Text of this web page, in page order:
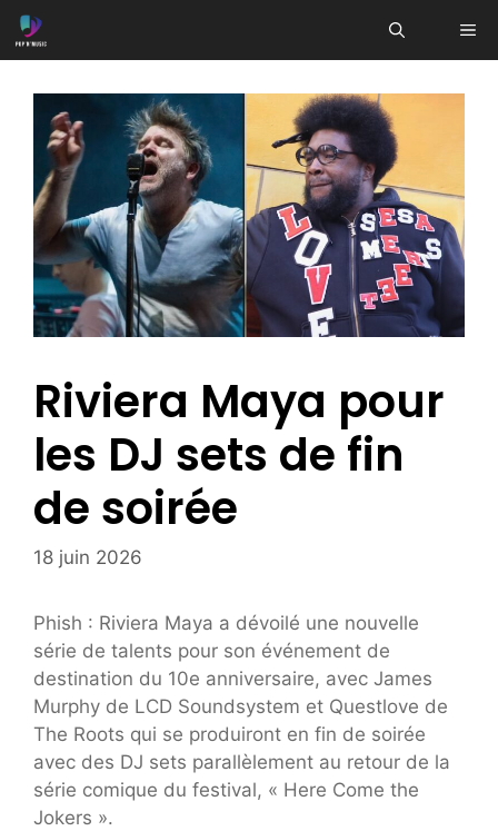
Aller
au
Riviera Maya pour
les DJ sets de fin
de soirée
18 juin 2026
Phish : Riviera Maya a dévoilé une nouvelle
série de talents pour son événement de
destination du 10e anniversaire, avec James
Murphy de LCD Soundsystem et Questlove de
The Roots qui se produiront en fin de soirée
avec des DJ sets parallèlement au retour de la
série comique du festival, « Here Come the
Jokers ».